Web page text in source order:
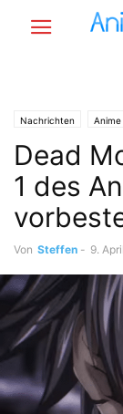
Nachrichten Anime
Dead
1 des
Von Steffen - 9.